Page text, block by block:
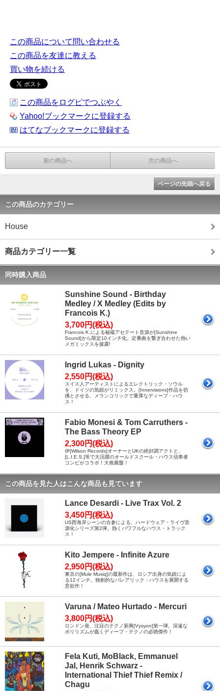
この商品について問い合わせる
この商品を友達に教える
買い物を続ける
この商品をログピでつぶやく
Yahoo!ブックマークに登録する
はてなブックマークに登録する
前の商品へ 次の商品へ
ページの先頭へ戻る
この商品のカテゴリー
House
商品カテゴリー一覧
同時購入商品
Sunshine Sound - Birthday
Medley / X Medley (Edits by
Francois K.)
3,700円(税込)
Francois K.による秘蔵アセテート音源が[Sunshine
Sound]から限定10インチ化。定番曲を繋ぎ合わせた熱い
メガミックスを披露!
Ingrid Lukas - Dignity
2,550円(税込)
スイス人アーティストによるエレクトリック・ソウル
を、ドイツの気鋭がリミックス。[Innervisions]作品を彷
彿とさせる、メランコリックで重厚なディープ・ハウ
ス！
Fabio Monesi & Tom Carruthers -
The Bass Theory EP
2,300円(税込)
伊[Wilson Records]オーナーとUKの絶好調アクトと、
[L.I.E.S.]等で大活躍のオールドスクール・ハウス信奉者
コンビがコラボ！大推薦盤！
この商品を見た人はこんな商品も見ています
Lance Desardi - Live Trax Vol. 2
3,450円(税込)
US西海岸シーンの古参による、ハードウェア・ライヴ音
源化シリーズ第2弾。熱くパワフルなハウス・トラック
ス！
Kito Jempere - Infinite Azure
2,950円(税込)
東京の[Mule Musiq]の最新作は、ロシア出身の気鋭によ
る12インチ。独創的なバレアリック・ハウスを展開する
意欲作！
Varuna / Mateo Hurtado - Mercuri
3,800円(税込)
ロンドン発、注目のテクノ新興[Vysyon]第一弾。深遠な
ポリリズムが蠢くディープ・テクノの必聴傑作！
Fela Kuti, MoBlack, Emmanuel
Jal, Henrik Schwarz -
International Thief Thief Remix /
Chagu